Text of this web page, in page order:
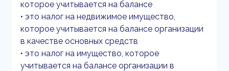
которое учитывается на балансе
• это налог на недвижимое имущество,
которое учитывается на балансе организации
в качестве основных средств
• это налог на имущество, которое
учитывается на балансе организации в